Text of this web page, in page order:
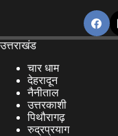
उत्तराखंड
चार धाम
देहरादून
नैनीताल
उत्तरकाशी
पिथौरागढ़
रुद्रप्रयाग